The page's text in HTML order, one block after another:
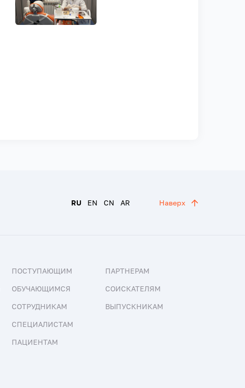
RU EN CN AR Наверх
ПОСТУПАЮЩИМ
ОБУЧАЮЩИМСЯ
СОТРУДНИКАМ
СПЕЦИАЛИСТАМ
ПАЦИЕНТАМ
ПАРТНЕРАМ
СОИСКАТЕЛЯМ
ВЫПУСКНИКАМ